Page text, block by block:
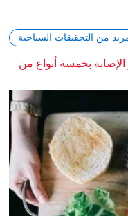
من التحقيقات السياحية
الإصابة بخمسة أنواع من